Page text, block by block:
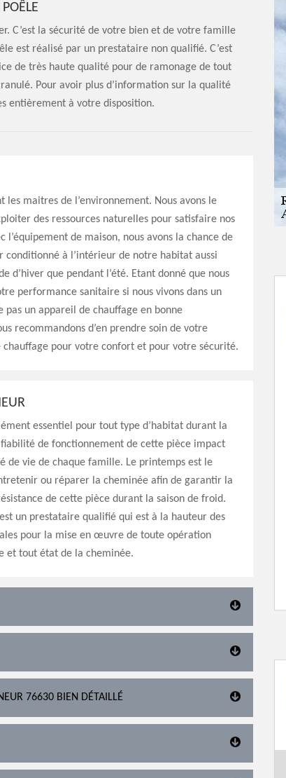
C’est la sécurité de votre bien et de votre famille
est réalisé par un prestataire non qualifié. C’est
de très haute qualité pour de ramonage de tout
Pour avoir plus d’information sur la qualité
entièrement à votre disposition.
les maitres de l’environnement. Nous avons le
des ressources naturelles pour satisfaire nos
l’équipement de maison, nous avons la chance de
conditionné à l’intérieur de notre habitat aussi
d’hiver que pendant l’été. Etant donné que nous
performance sanitaire si nous vivons dans un
pas un appareil de chauffage en bonne
recommandons d’en prendre soin de votre
chauffage pour votre confort et pour votre sécurité.
essentiel pour tout type d’habitat durant la
de fonctionnement de cette pièce impact
de vie de chaque famille. Le printemps est le
ou réparer la cheminée afin de garantir la
de cette pièce durant la saison de froid.
un prestataire qualifié qui est à la hauteur des
pour la mise en œuvre de toute opération
et tout état de la cheminée.
76630 BIEN DÉTAILLÉ